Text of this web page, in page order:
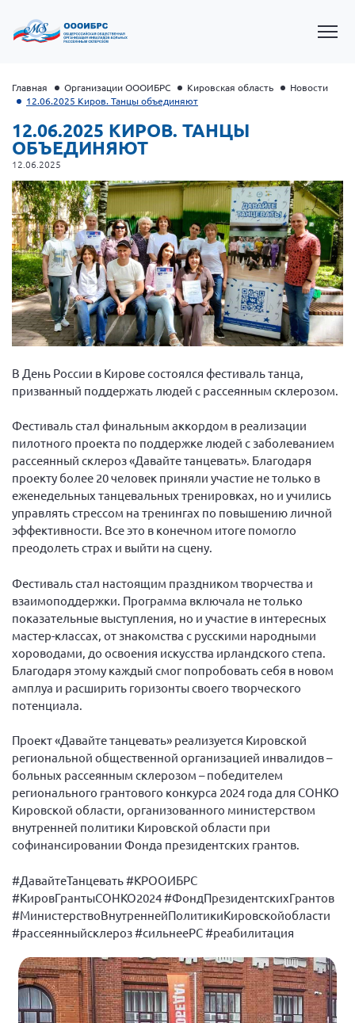
Президент Власов Я.В.
Первый вице-президент Кичигина Н. Ф.
Генеральный директор Матвиевская О.В.
Вице-президент Зрячева Н.В.
Вице-президент Шишлянников Ф.В.
Информационная служба
Вице-президент Черненко Д.Е.
Вице-президент Валюх М.В.
Вице-президент Чернова А.В.
Вице-президент Цикорин И.В.
Вице-президент Груба Л.В.
Конференция ОООИБРС 2026
Конференция ОООИБРС 2025
Экспертный совет ОООИБРС 2025
Конференция ОООИБРС 2024
Конференция ОООИБРС 2023
Конференция ОООИБРС 2022
Конференция ОООИБРС 2021
Конференция ВСЭ 2021
Конференция ОООИБРС 2020
Документы съездов
Первый съезд
Третий съезд
Четвертый съезд
Шестой съезд
ОФ «Фонд содействия больным рассеянным
склерозом»
Новости: Казахстан
Главная Организации ОООИБРС Кировская область
Новости
12.06.2025 Киров. Танцы объединяют
12.06.2025 КИРОВ. ТАНЦЫ
ОБЪЕДИНЯЮТ
12.06.2025
В День России в Кирове состоялся фестиваль танца,
призванный поддержать людей с рассеянным склерозом.
Фестиваль стал финальным аккордом в реализации
пилотного проекта по поддержке людей с заболеванием
рассеянный склероз «Давайте танцевать». Благодаря
проекту более 20 человек приняли участие не только в
еженедельных танцевальных тренировках, но и учились
управлять стрессом на тренингах по повышению личной
эффективности. Все это в конечном итоге помогло
преодолеть страх и выйти на сцену.
Фестиваль стал настоящим праздником творчества и
взаимоподдержки. Программа включала не только
показательные выступления, но и участие в интересных
мастер-классах, от знакомства с русскими народными
хороводами, до освоения искусства ирландского степа.
Благодаря этому каждый смог попробовать себя в новом
амплуа и расширить горизонты своего творческого
потенциала.
Проект «Давайте танцевать» реализуется Кировской
региональной общественной организацией инвалидов –
больных рассеянным склерозом – победителем
регионального грантового конкурса 2024 года для СОНКО
Кировской области, организованного министерством
внутренней политики Кировской области при
софинансировании Фонда президентских грантов.
#ДавайтеТанцевать #КРООИБРС
#КировГрантыСОНКО2024 #ФондПрезидентскихГрантов
#МинистерствоВнутреннейПолитикиКировскойобласти
#рассеянныйсклероз #сильнееРС #реабилитация